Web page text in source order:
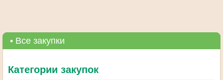
• Все закупки
Категории закупок